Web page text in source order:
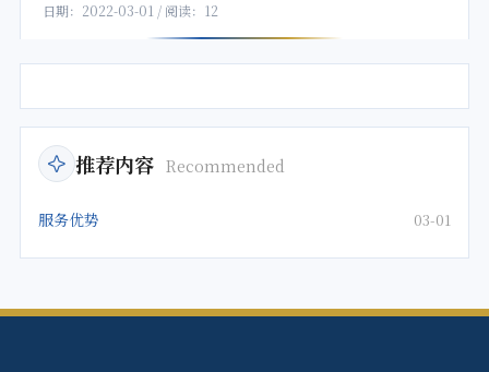
日期：2022-03-01 / 阅读：12
推荐内容 Recommended
服务优势 03-01